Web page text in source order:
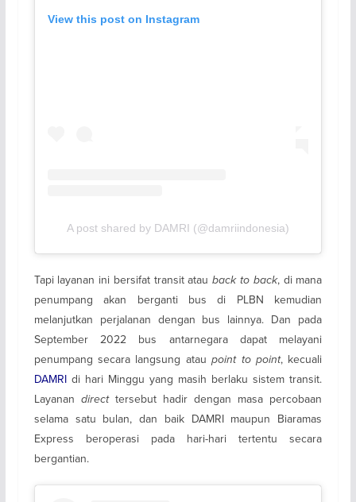
View this post on Instagram
A post shared by DAMRI (@damriindonesia)
Tapi layanan ini bersifat transit atauback to back, di mana
penumpang akan berganti bus di PLBN kemudian
melanjutkan perjalanan dengan bus lainnya. Dan pada
September 2022 bus antarnegara dapat melayani
penumpang secara langsung ataupoint to point, kecuali
DAMRIdi hari Minggu yang masih berlaku sistem transit.
Layanan directtersebut hadir dengan masa percobaan
selama satu bulan, dan baik DAMRI maupun Biaramas
Express beroperasi pada hari-hari tertentu secara
bergantian.